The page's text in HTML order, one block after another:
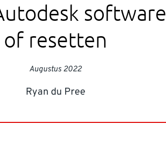
of resetten
Augustus 2022
Ryan du Pree